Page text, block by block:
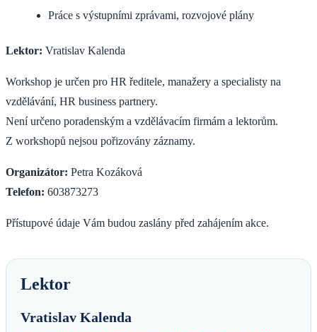
Práce s výstupními zprávami, rozvojové plány
Lektor: Vratislav Kalenda
Workshop je určen pro HR ředitele, manažery a specialisty na
vzdělávání, HR business partnery.
Není určeno poradenským a vzdělávacím firmám a lektorům.
Z workshopů nejsou pořizovány záznamy.
Organizátor: Petra Kozáková
Telefon: 603873273
Přístupové údaje Vám budou zaslány před zahájením akce.
Lektor
Vratislav Kalenda